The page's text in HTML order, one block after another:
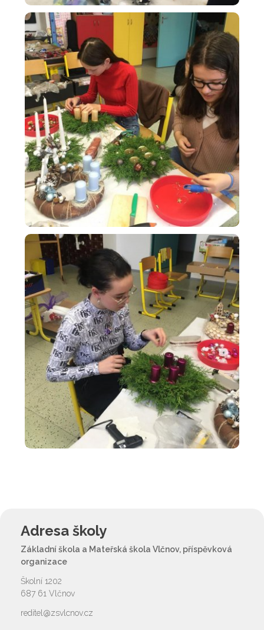
Adresa školy
Základní škola a Mateřská škola Vlčnov, příspěvková
organizace
Školní 1202
687 61 Vlčnov
reditel@zsvlcnov.cz